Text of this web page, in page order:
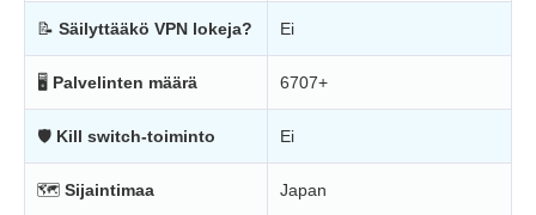
📝 Säilyttääkö VPN lokeja? Ei
🖥 Palvelinten määrä 6707+
🛡 Kill switch-toiminto Ei
🗺 Sijaintimaa Japan